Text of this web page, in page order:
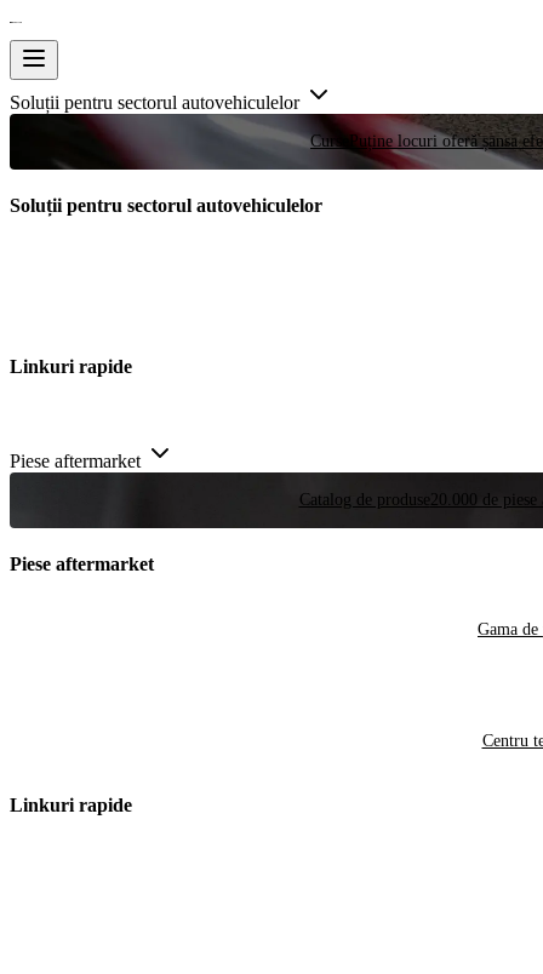
Soluții pentru sectorul autovehiculelor
Curse Puține locuri oferă șansa
Soluții pentru sectorul autovehiculelor
Linkuri rapide
Piese aftermarket
Catalog de produse 20.000 de
Piese aftermarket
Gama de
Centru
Linkuri rapide